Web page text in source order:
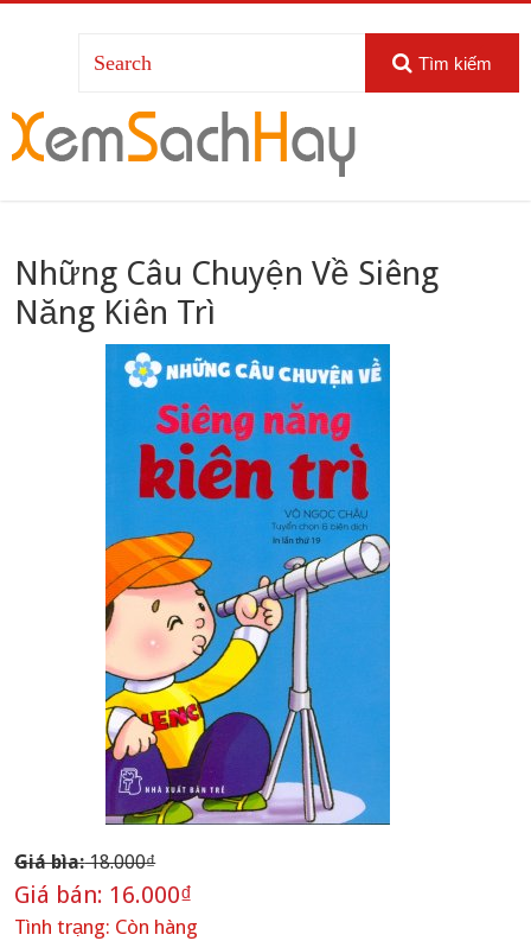
Tìm kiếm
Những Câu Chuyện Về Siêng
Năng Kiên Trì
Giá bìa:18.000₫
Giá bán: 16.000₫
Tình trạng: Còn hàng